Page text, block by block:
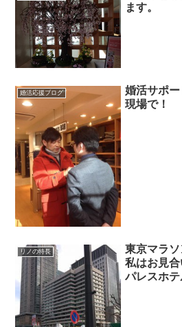
ます。
婚活応援ブログ
婚活サポー
現場で！
リノの特長
東京マラソ
私はお見合
パレスホ